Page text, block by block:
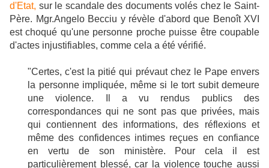
d'Etat, sur le scandale des documents volés chez le Saint-
Père. Mgr.Angelo Becciu y révèle d'abord que Benoît XVI
est choqué qu'une personne proche puisse être coupable
d'actes injustifiables, comme cela a été vérifié.
"Certes, c'est la pitié qui prévaut chez le Pape envers
la personne impliquée, même si le tort subit demeure
une violence. Il a vu rendus publics des
correspondances qui ne sont pas que privées, mais
qui contiennent des informations, des réflexions et
même des confidences intimes reçues en confiance
en vertu de son ministère. Pour cela il est
particulièrement blessé, car la violence touche aussi